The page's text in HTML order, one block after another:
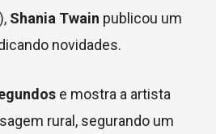
Shania Twain publicou um
novidades.
e mostra a artista
rural, segurando um